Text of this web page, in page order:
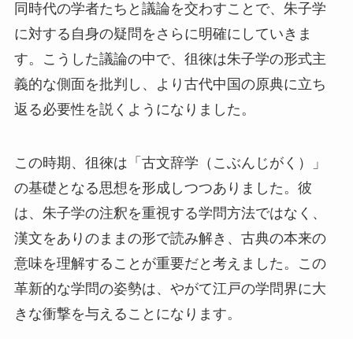
同時代の学者たちと議論を交わすことで、朱子学
に対する自身の疑問をさらに明確にしていきま
す。こうした議論の中で、徂徠は朱子学の形式主
義的な側面を批判し、より古代中国の原典に立ち
返る必要性を説くようになりました。
この時期、徂徠は「古文辞学（こぶんじがく）」
の基礎となる思想を形成しつつありました。彼
は、朱子学の注釈を重視する学問方法ではなく、
漢文をありのままの形で読み解き、古典の本来の
意味を理解することが重要だと考えました。この
革新的な学問の姿勢は、やがて江戸の学問界に大
きな衝撃を与えることになります。